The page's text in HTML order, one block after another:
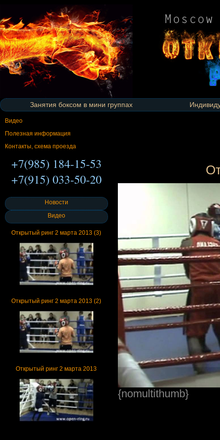
Занятия боксом в мини группах
Видео
Полезная информация
Контакты, схема проезда
+7(985) 184-15-53
+7(915) 033-50-20
Новости
Видео
Открытый ринг 2 марта 2013 (3)
Открытый ринг 2 марта 2013 (2)
Открытый ринг 2 марта 2013
{nomultithumb}